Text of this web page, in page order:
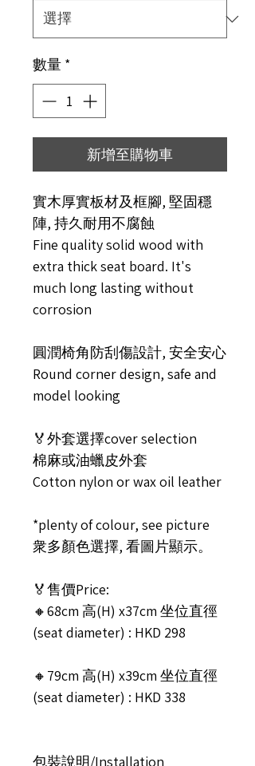
數量 *
新增至購物車
實木厚實板材及框腳, 堅固穩
陣, 持久耐用不腐蝕
Fine quality solid wood with
extra thick seat board. It's
much long lasting without
corrosion
圓潤椅角防刮傷設計, 安全安心
Round corner design, safe and
model looking
🏅外套選擇cover selection
棉麻或油蠟皮外套
Cotton nylon or wax oil leather
*plenty of colour, see picture
衆多顏色選擇, 看圖片顯示。
🏅售價Price:
🔸68cm 高(H) x37cm 坐位直徑
(seat diameter) : HKD 298
🔸79cm 高(H) x39cm 坐位直徑
(seat diameter) : HKD 338
包裝說明/Installation